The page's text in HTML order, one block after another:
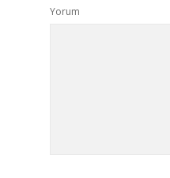
Yorum